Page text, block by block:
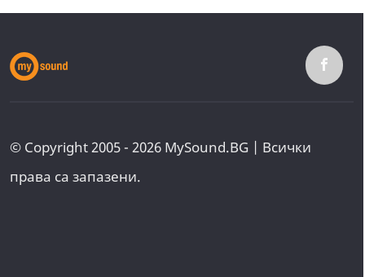
© Copyright 2005 - 2026 MySound.BG | Всички
права са запазени.